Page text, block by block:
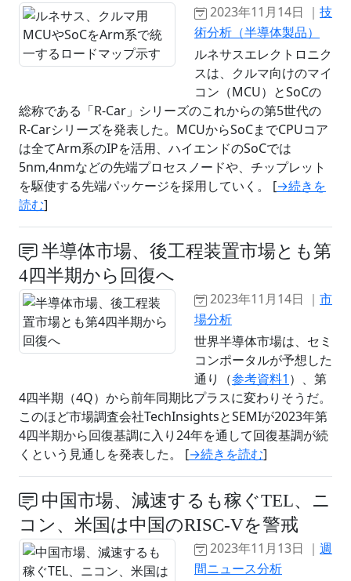
2023年11月14日 ｜ 技
術分析（半導体製品）
ルネサスエレクトロニク
スは、クルマ向けのマイ
コン（MCU）とSoCの
総称である「R-Car」シリーズのこれからの第5世代の
R-Carシリーズを発表した。MCUからSoCまでCPUコア
は全てArm系のIPを活用、ハイエンドのSoCでは
5nm,4nmなどの先端プロセスノードや、チップレット
を駆使する先端パッケージを採用していく。 [→続きを
読む]
半導体市場、後工程装置市場とも第
4四半期から回復へ
2023年11月14日 ｜ 市
場分析
世界半導体市場は、セミ
コンポータルが予想した
通り（参考資料1 ）、第
4四半期（4Q）から前年同期比プラスに変わりそうだ。
このほど市場調査会社TechInsightsとSEMIが2023年第
4四半期から回復基調に入り24年を通して回復基調が続
くという見通しを発表した。 [→続きを読む]
中国市場、減速するも稼ぐTEL、ニ
コン、米国は中国のRISC-Vを警戒
2023年11月13日 ｜ 週
間ニュース分析